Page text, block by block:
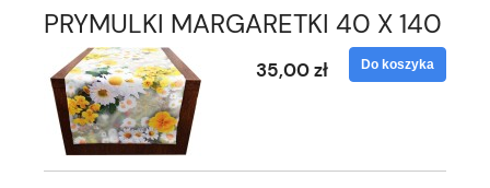
PRYMULKI MARGARETKI 40 X 140
35,00 zł Do koszyka